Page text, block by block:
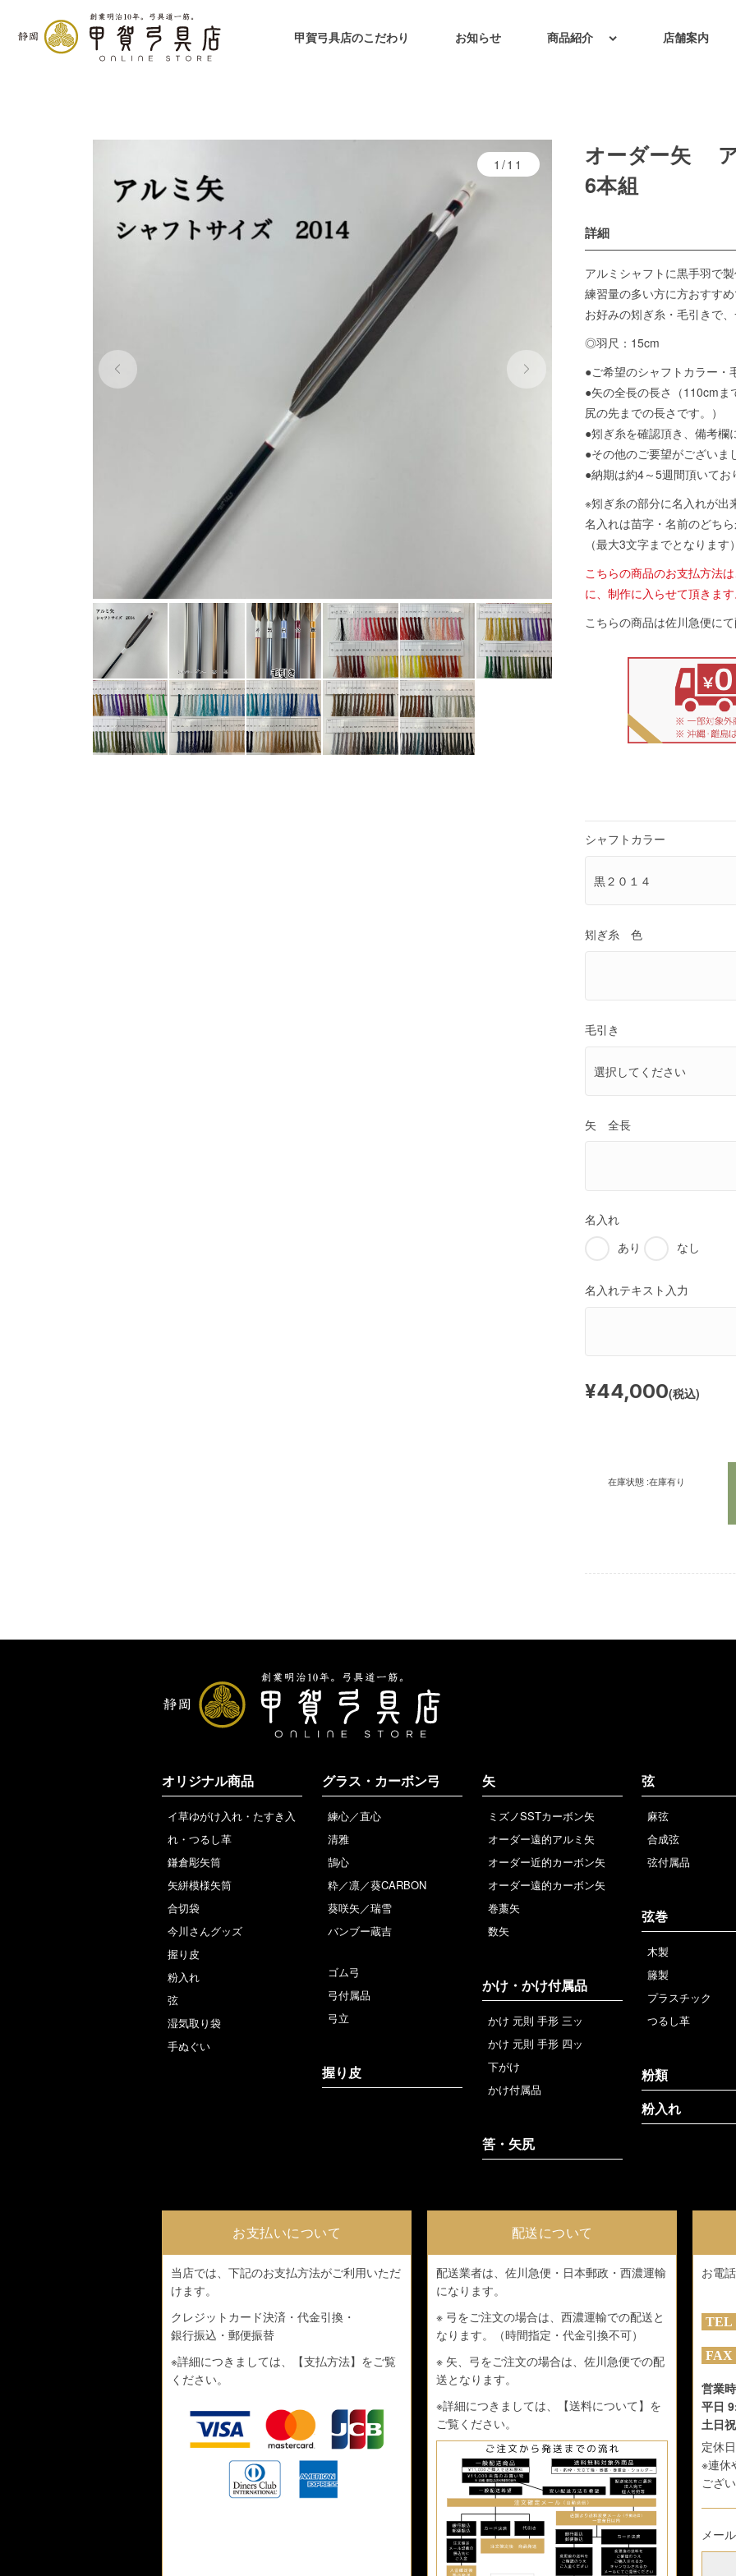
甲賀弓具店のこだわり お知らせ 商品紹介 店舗案内
1/11
オーダー矢
6本組
詳細
アルミシャフトに黒手羽で
練習量の多い方に方おすす
お好みの矧ぎ糸・毛引きで
◎羽尺：15cm
●ご希望のシャフトカラー・
●矢の全長の長さ（110cm
尻の先までの長さです。）
●矧ぎ糸を確認頂き、備考欄
●その他のご要望がございま
●納期は約4～5週間頂いてお
※矧ぎ糸の部分に名入れが出
名入れは苗字・名前のどち
（最大3文字までとなります
こちらの商品のお支払方法
に、制作に入らせて頂きま
こちらの商品は佐川急便に
シャフトカラー
矧ぎ糸 色
毛引き
矢 全長
名入れ
あり
なし
名入れテキスト入力
在庫状態 :在庫有り
¥44,000(税込)
オリジナル商品
イ草ゆがけ入れ・たすき入
れ・つるし革
鎌倉彫矢筒
矢絣模様矢筒
合切袋
今川さんグッズ
握り皮
粉入れ
弦
湿気取り袋
手ぬぐい
グラス・カーボン弓
練心／直心
清雅
鵠心
粋／凛／葵CARBON
葵咲矢／瑞雪
バンブー蔵吉
ゴム弓
弓付属品
弓立
握り皮
矢
ミズノSSTカーボン矢
オーダー遠的アルミ矢
オーダー近的カーボン矢
オーダー遠的カーボン矢
巻藁矢
数矢
かけ・かけ付属品
かけ 元則 手形 三ッ
かけ 元則 手形 四ッ
下がけ
かけ付属品
筈・矢尻
弦
麻弦
合成弦
弦付属品
弦巻
木製
籐製
プラスチック
つるし革
粉類
粉入れ
お支払いについて
当店では、下記のお支払方法がご利用いただ
けます。
クレジットカード決済・代金引換・
銀行振込・郵便振替
※詳細につきましては、
【支払方法】 をご覧
ください。
配送について
配送業者は、佐川急便・日本郵政・西濃運輸
になります。
※ 弓をご注文の場合は、西濃運輸での配送と
なります。（時間指定・代金引換不可）
※ 矢、弓をご注文の場合は、佐川急便での配
送となります。
※詳細につきましては、
【送料について】 を
ご覧ください。
お電
営業
平日
土日
定休
※連休
ござ
メー